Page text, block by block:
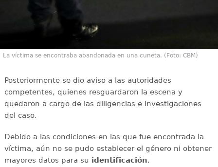
La víctima se encontraba abandonada en una cuneta. (Foto: CBM)
Posteriormente se dio aviso a las autoridades
competentes, quienes resguardaron la escena y
quedaron a cargo de las diligencias e investigaciones
del caso.
Debido a las condiciones en las que fue encontrada la
víctima, aún no se pudo establecer el género ni obtener
mayores datos para su identificación.